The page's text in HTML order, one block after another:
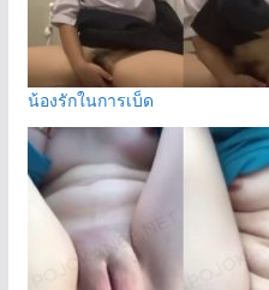
น้องรักในการเบ็ด